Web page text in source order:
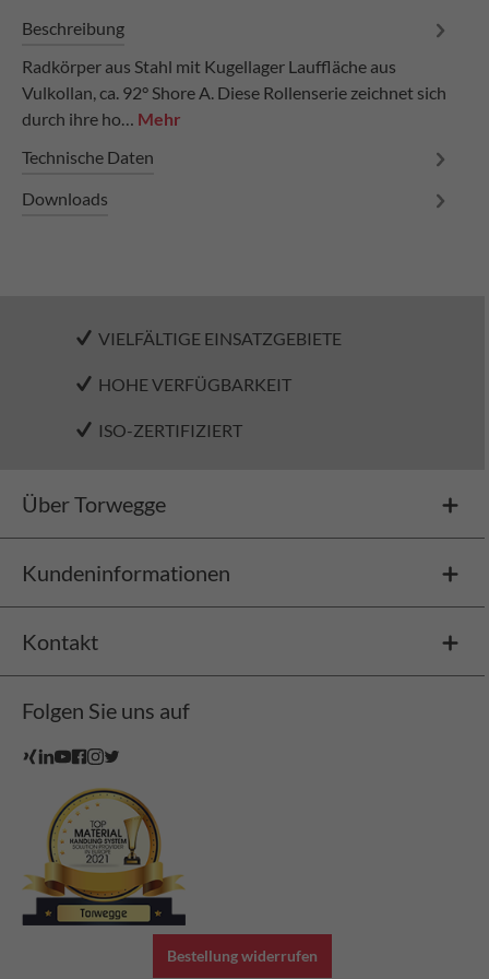
Beschreibung
Radkörper aus Stahl mit Kugellager Lauffläche aus
Vulkollan, ca. 92° Shore A. Diese Rollenserie zeichnet sich
durch ihre ho… Mehr
Technische Daten
Downloads
VIELFÄLTIGE EINSATZGEBIETE
HOHE VERFÜGBARKEIT
ISO-ZERTIFIZIERT
Über Torwegge
Kundeninformationen
Kontakt
Folgen Sie uns auf
Bestellung widerrufen